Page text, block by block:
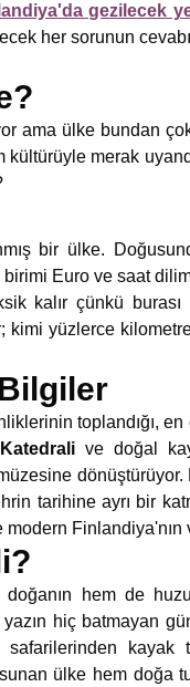
gezilecek
her sorunun
ama ülke bundan
merak
bir ülke.
Euro ve saat
kalır çünkü burası
kimi yüzlerce
toplandığı,
ve doğal
tarihine ayrı bir
hem de
yazın hiç batmayan
kayak
ülke hem doğa